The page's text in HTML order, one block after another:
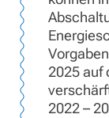
2025 auf
2022 –